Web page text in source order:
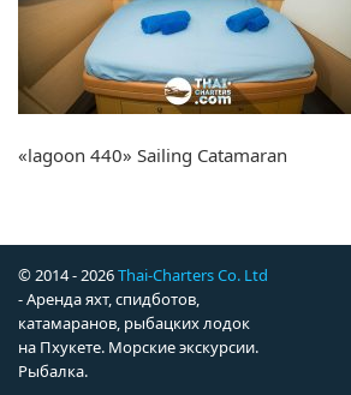
«lagoon 440» Sailing Catamaran
© 2014 - 2026Thai-Charters Co. Ltd
- Аренда яхт, спидботов,
катамаранов, рыбацких лодок
на Пхукете. Морские экскурсии.
Рыбалка.